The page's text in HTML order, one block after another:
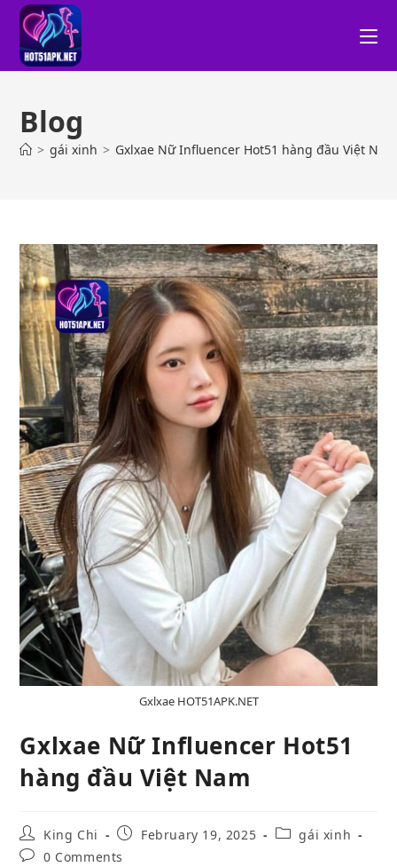
Blog
> gái xinh > Gxlxae Nữ Influencer Hot51 hàng đầu Việt Nam
Gxlxae HOT51APK.NET
Gxlxae Nữ Influencer Hot51
hàng đầu Việt Nam
King Chi February 19, 2025
gái xinh
0 Comments